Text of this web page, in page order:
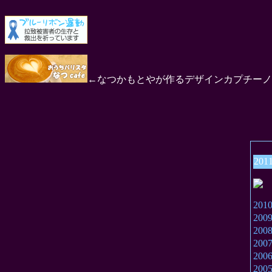
←なつかもとやが作るデザインカプチー